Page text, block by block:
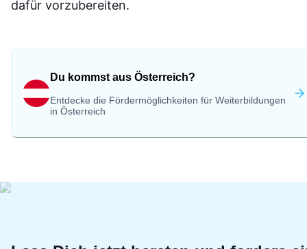
dafür vorzubereiten.
Du kommst aus Österreich?
Entdecke die Fördermöglichkeiten für Weiterbildungen
in Österreich